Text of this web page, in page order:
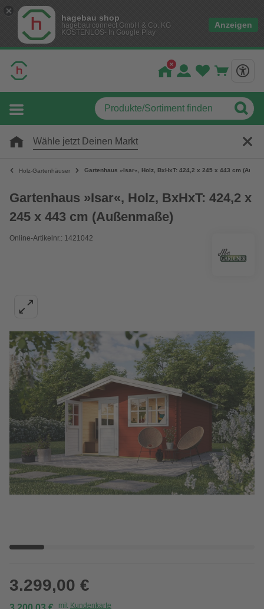
hagebau shop
hagebau connect GmbH & Co. KG
KOSTENLOS- In Google Play
Anzeigen
Wähle jetzt Deinen Markt
Holz-Gartenhäuser Gartenhaus »Isar«, Holz, BxHxT: 424,2 x 245 x 443 cm
Gartenhaus »Isar«, Holz, BxHxT: 424,2 x
245 x 443 cm (Außenmaße)
Online-Artikelnr.: 1421042
3.299,00 €
mit Kundenkarte